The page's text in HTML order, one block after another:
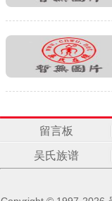
留言板
吴氏族谱